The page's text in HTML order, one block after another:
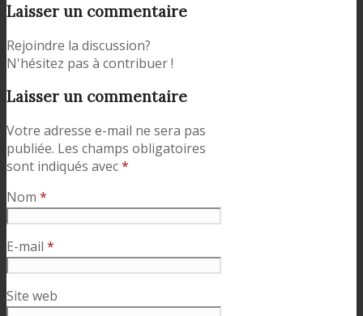
Laisser un commentaire
Rejoindre la discussion?
N'hésitez pas à contribuer !
Laisser un commentaire
Votre adresse e-mail ne sera pas
publiée. Les champs obligatoires
sont indiqués avec*
Nom *
E-mail *
Site web